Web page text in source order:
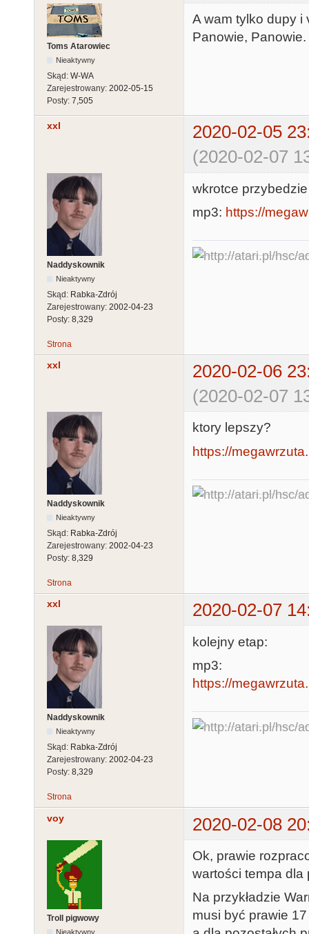
Toms Atarowiec
Nieaktywny
Skąd: W-WA
Zarejestrowany: 2002-05-15
Posty: 7,505
A wam tylko dupy i
Panowie, Panowie.
xxl
2020-02-05
(2020-02-07
Naddyskownik
Nieaktywny
Skąd: Rabka-Zdrój
Zarejestrowany: 2002-04-23
Posty: 8,329
wkrotce
mp3: https://
Strona
xxl
2020-02-06
(2020-02-07
Naddyskownik
Nieaktywny
Skąd: Rabka-Zdrój
Zarejestrowany: 2002-04-23
Posty: 8,329
ktory lepszy?
https://
Strona
xxl 2020-02-07
Naddyskownik
Nieaktywny
Skąd: Rabka-Zdrój
Zarejestrowany: 2002-04-23
Posty: 8,329
kolejny etap:
mp3:
https://
Strona
voy 2020-02-08
Troll pigwowy
Nieaktywny
Ok, prawie
wartości tempa dla
Na przykładzie
musi być prawie